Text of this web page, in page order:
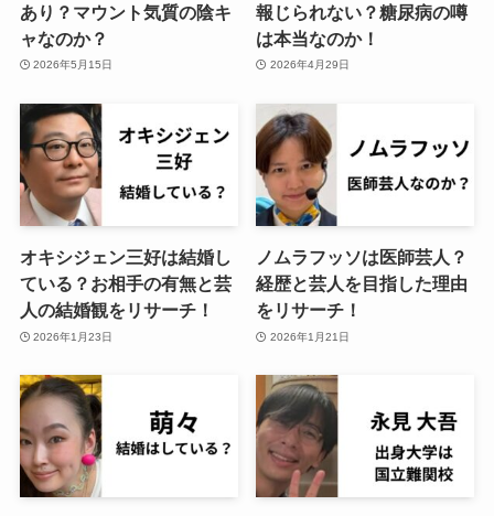
あり？マウント気質の陰キ
ャなのか？
2026年5月15日
報じられない？糖尿病の噂
は本当なのか！
2026年4月29日
オキシジェン三好は結婚し
ている？お相手の有無と芸
人の結婚観をリサーチ！
2026年1月23日
ノムラフッソは医師芸人？
経歴と芸人を目指した理由
をリサーチ！
2026年1月21日